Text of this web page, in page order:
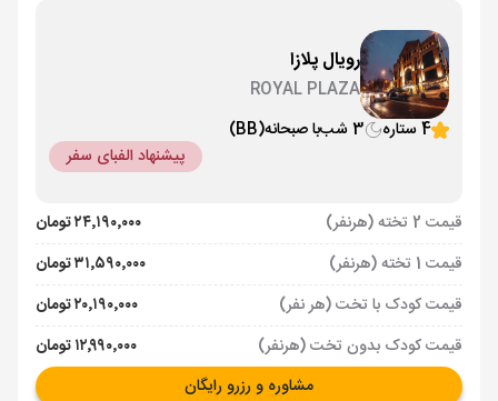
رویال پلازا
ROYAL PLAZA
4 ستاره
3 شب با صبحانه(BB)
پیشنهاد الفبای سفر
قیمت 2 تخته (هرنفر)
۲۴٬۱۹۰٬۰۰۰ تومان
قیمت 1 تخته (هرنفر)
۳۱٬۵۹۰٬۰۰۰ تومان
قیمت کودک با تخت (هر نفر)
۲۰٬۱۹۰٬۰۰۰ تومان
قیمت کودک بدون تخت (هرنفر)
۱۲٬۹۹۰٬۰۰۰ تومان
مشاوره و رزرو رایگان